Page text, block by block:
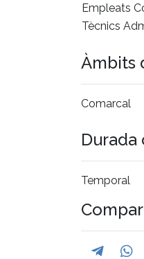
Empleats
Tècnics
Àmbits
Comarcal
Temporal